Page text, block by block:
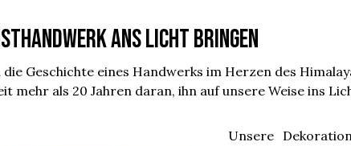
ans Licht bringen
Geschichte eines Handwerks im Herzen des
mehr als 20 Jahren daran, ihn auf unsere Weise ins
Unsere